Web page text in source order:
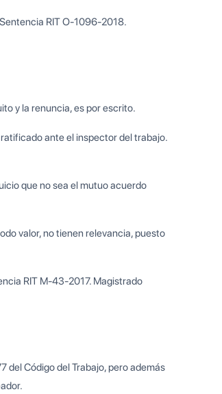
RIT O-1096-2018.
y la renuncia, es por escrito.
ante el inspector del trabajo.
que no sea el mutuo acuerdo
valor, no tienen relevancia, puesto
RIT M-43-2017. Magistrado
del Código del Trabajo, pero además